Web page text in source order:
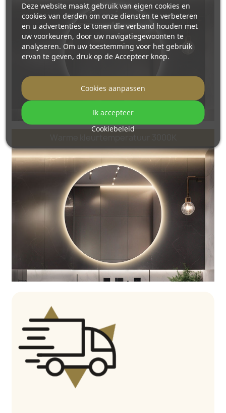
Deze website maakt gebruik van eigen cookies en
cookies van derden om onze diensten te verbeteren
en u advertenties te tonen die verband houden met
uw voorkeuren, door uw navigatiegewoonten te
analyseren. Om uw toestemming voor het gebruik
ervan te geven, druk op de Accepteer knop.
Cookiebeleid
Cookies aanpassen
Ik accepteer